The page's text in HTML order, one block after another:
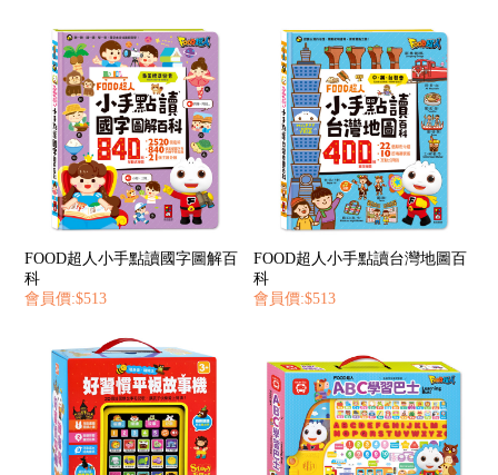
FOOD超人小手點讀國字圖解百
科
會員價:$513
FOOD超人小手點讀台灣地圖百
科
會員價:$513